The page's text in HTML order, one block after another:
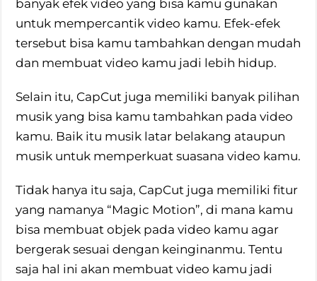
banyak efek video yang bisa kamu gunakan
untuk mempercantik video kamu. Efek-efek
tersebut bisa kamu tambahkan dengan mudah
dan membuat video kamu jadi lebih hidup.
Selain itu, CapCut juga memiliki banyak pilihan
musik yang bisa kamu tambahkan pada video
kamu. Baik itu musik latar belakang ataupun
musik untuk memperkuat suasana video kamu.
Tidak hanya itu saja, CapCut juga memiliki fitur
yang namanya “Magic Motion”, di mana kamu
bisa membuat objek pada video kamu agar
bergerak sesuai dengan keinginanmu. Tentu
saja hal ini akan membuat video kamu jadi